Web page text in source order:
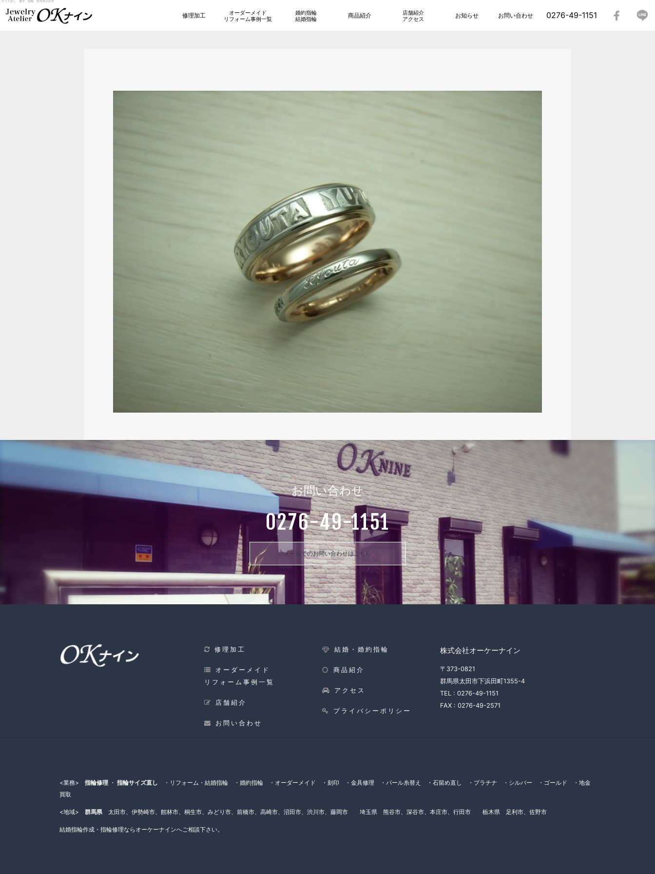
サイズ直し 修理 指輪 群馬県太田市
0276-49-1151
お問い合わせ
お知らせ
店舗紹介
アクセス
商品紹介
婚約指輪
結婚指輪
オーダーメイド
リフォーム事例一覧
修理加工
お問い合わせ
0276-49-1151
メールでのお問い合わせはこちら
修理加工
オーダーメイド
リフォーム事例一覧
店舗紹介
お問い合わせ
結婚・婚約指輪
商品紹介
アクセス
プライバシーポリシー
株式会社オーケーナイン
〒373-0821
群馬県太田市下浜田町1355-4
TEL : 0276-49-1151
FAX : 0276-49-2571
<業務> 指輪修理 ・ 指輪サイズ直し ・リフォーム・結婚指輪 ・婚約指輪 ・オーダーメイド ・刻印 ・金具修理 ・パール糸替え ・石留め直し ・プラチナ ・シルバー ・ゴールド ・地金
買取
<地域> 群馬県 太田市、伊勢崎市、館林市、桐生市、みどり市、前橋市、高崎市、沼田市、渋川市、藤岡市 埼玉県 熊谷市、深谷市、本庄市、行田市 栃木県 足利市、佐野市
結婚指輪作成・指輪修理ならオーケーナインへご相談下さい。